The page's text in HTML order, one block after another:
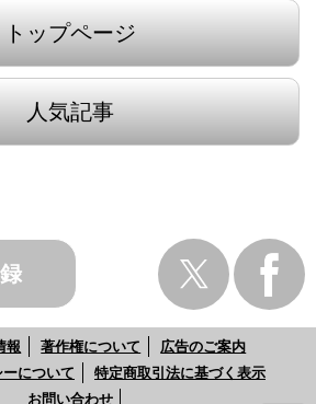
トップページ
人気記事
報 著作権について
広告のご案内
について
特定商取引法に基づく表示
お問い合わせ